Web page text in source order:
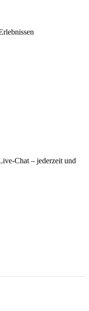
Chat – jederzeit und